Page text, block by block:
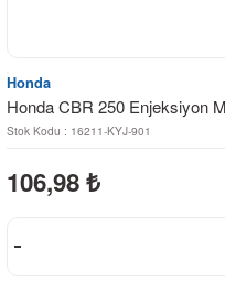
Honda
Honda CBR 250 Enjeksiyon
Stok Kodu : 16211-KYJ-901
106,98 ₺